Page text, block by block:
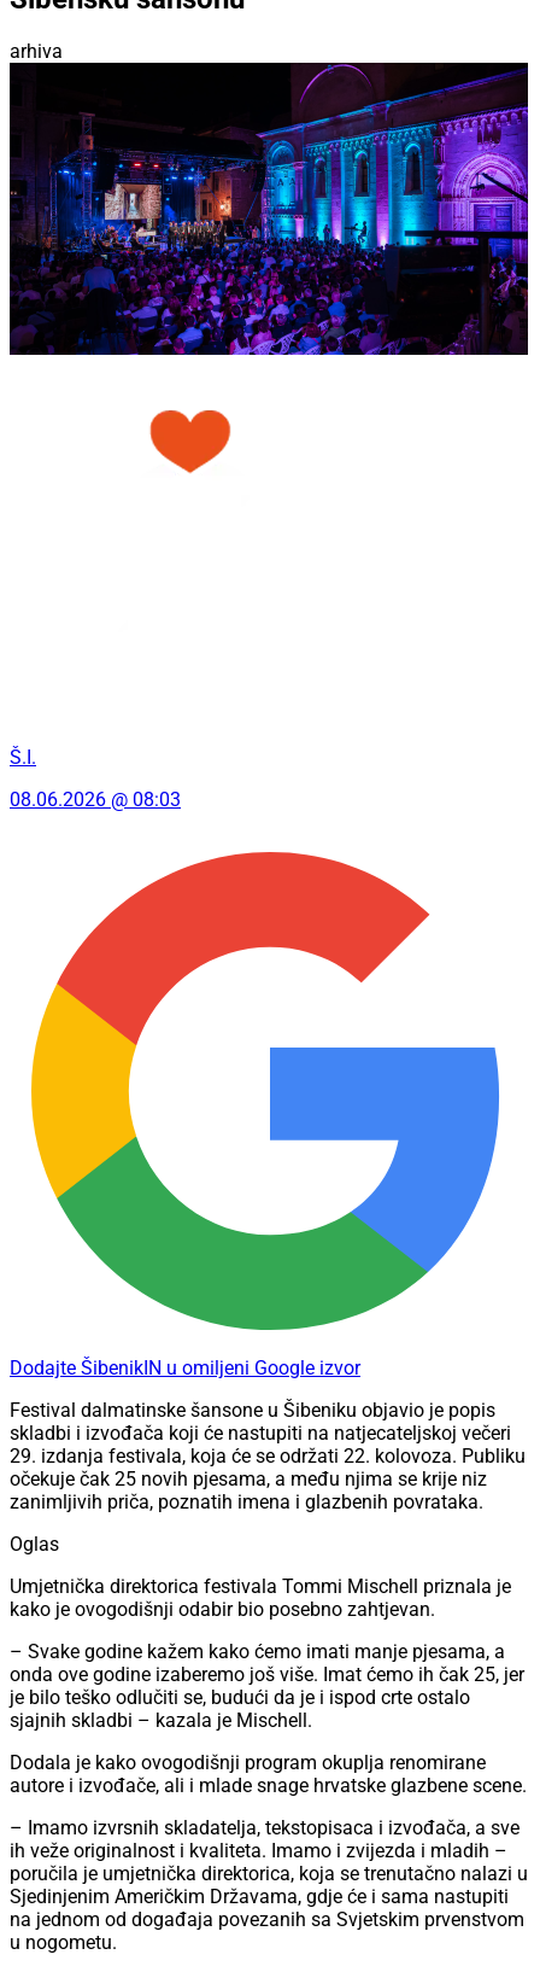
arhiva
Š.I.
08.06.2026 @ 08:03
Dodajte ŠibenikIN u omiljeni Google izvor
Festival dalmatinske šansone u Šibeniku objavio je popis
skladbi i izvođača koji će nastupiti na natjecateljskoj večeri
29. izdanja festivala, koja će se održati 22. kolovoza. Publiku
očekuje čak 25 novih pjesama, a među njima se krije niz
zanimljivih priča, poznatih imena i glazbenih povrataka.
Oglas
Umjetnička direktorica festivala Tommi Mischell priznala je
kako je ovogodišnji odabir bio posebno zahtjevan.
– Svake godine kažem kako ćemo imati manje pjesama, a
onda ove godine izaberemo još više. Imat ćemo ih čak 25, jer
je bilo teško odlučiti se, budući da je i ispod crte ostalo
sjajnih skladbi – kazala je Mischell.
Dodala je kako ovogodišnji program okuplja renomirane
autore i izvođače, ali i mlade snage hrvatske glazbene scene.
– Imamo izvrsnih skladatelja, tekstopisaca i izvođača, a sve
ih veže originalnost i kvaliteta. Imamo i zvijezda i mladih –
poručila je umjetnička direktorica, koja se trenutačno nalazi u
Sjedinjenim Američkim Državama, gdje će i sama nastupiti
na jednom od događaja povezanih sa Svjetskim prvenstvom
u nogometu.